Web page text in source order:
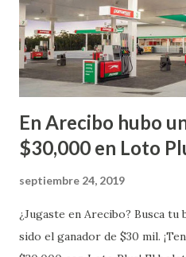
En Arecibo hubo
$30,000 en Loto
septiembre 24, 2019
¿Jugaste en Arecibo? Busca
sido el ganador de $30 mil.